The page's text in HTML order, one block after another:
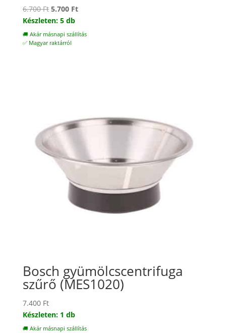
6.700Ft Original
price
was:
6.700 Ft.
5.700 FtCurrent
is:
Készleten: 5 db
🚚 Akár másnapi szállítás
✅ Magyar raktárról
Bosch gyümölcscentrifuga
szűrő (MES1020)
7.400 Ft
Készleten: 1 db
🚚 Akár másnapi szállítás